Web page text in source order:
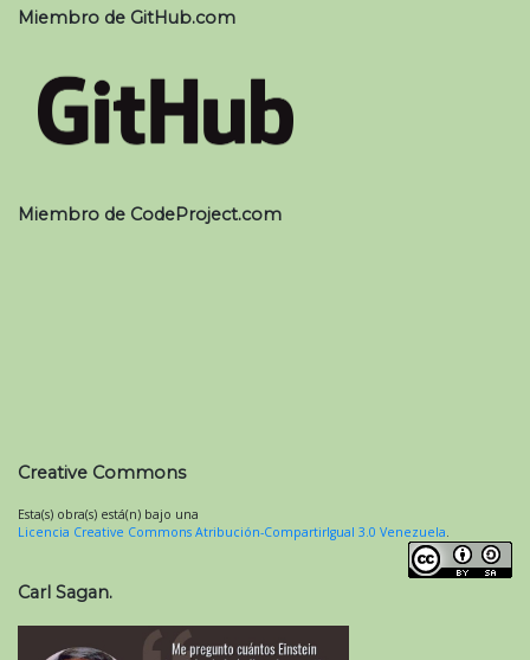
Miembro de GitHub.com
Miembro de CodeProject.com
Creative Commons
Esta(s) obra(s) está(n) bajo una
Licencia Creative Commons Atribución-CompartirIgual 3.0 Venezuela.
Carl Sagan.